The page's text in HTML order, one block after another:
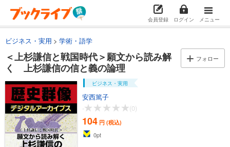
会員登録 ログイン メニュー
ビジネス・実用 学術・語学
＜上杉謙信と戦国時代＞願文から読み解
く 上杉謙信の信と義の論理
フォロー
ビジネス・実用
安西篤子
-
(0)
104 円 (税込)
0pt